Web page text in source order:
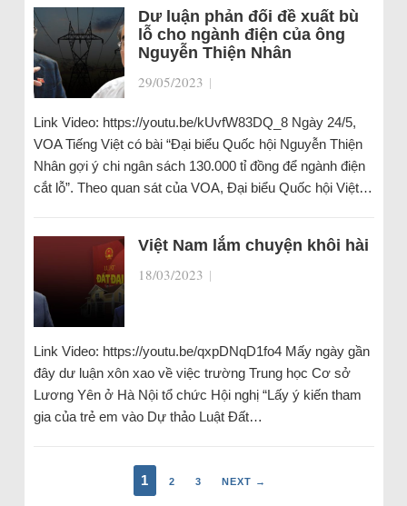
Dư luận phản đối đề xuất bù
lỗ cho ngành điện của ông
Nguyễn Thiện Nhân
29/05/2023 |
Link Video: https://youtu.be/kUvfW83DQ_8 Ngày 24/5,
VOA Tiếng Việt có bài “Đại biểu Quốc hội Nguyễn Thiện
Nhân gợi ý chi ngân sách 130.000 tỉ đồng để ngành điện
cắt lỗ”. Theo quan sát của VOA, Đại biểu Quốc hội Việt…
Việt Nam lắm chuyện khôi hài
18/03/2023 |
Link Video: https://youtu.be/qxpDNqD1fo4 Mấy ngày gần
đây dư luận xôn xao về việc trường Trung học Cơ sở
Lương Yên ở Hà Nội tổ chức Hội nghị “Lấy ý kiến tham
gia của trẻ em vào Dự thảo Luật Đất…
1 2 3 NEXT →